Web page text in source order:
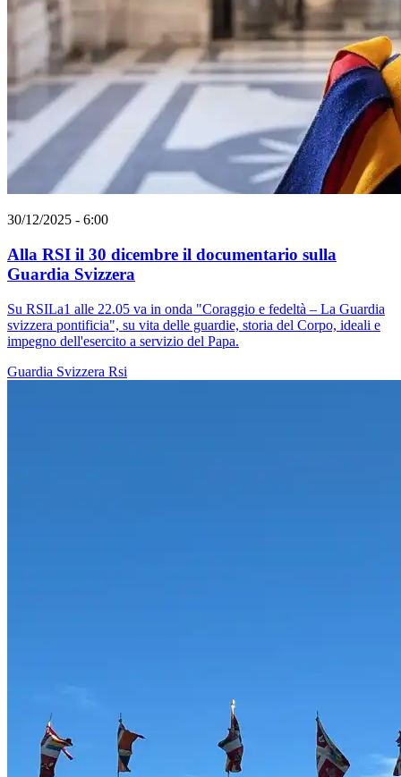
30/12/2025 - 6:00
Alla RSI il 30 dicembre il documentario sulla
Guardia Svizzera
Su RSILa1 alle 22.05 va in onda "Coraggio e fedeltà – La Guardia
svizzera pontificia", su vita delle guardie, storia del Corpo, ideali e
impegno dell'esercito a servizio del Papa.
Guardia Svizzera Rsi